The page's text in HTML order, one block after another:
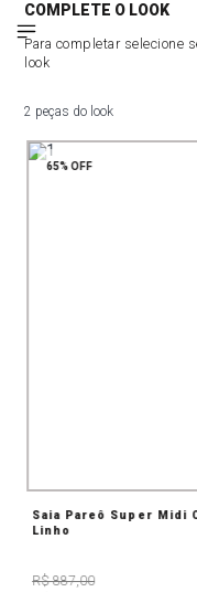
COMPLETE O LOOK
Para completar selecione
look
2 peças do look
65%OFF
Saia Pareô Super Midi
Linho
R$ 887,00